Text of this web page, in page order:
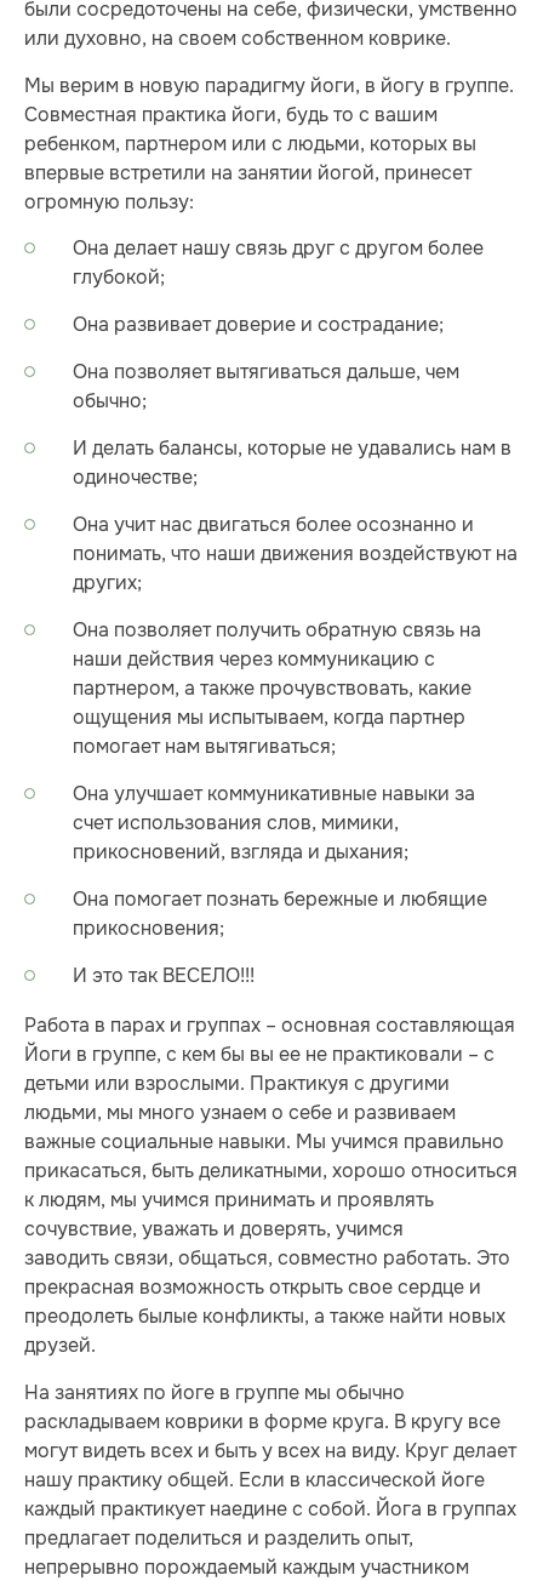
были сосредоточены на себе, физически, умственно
или духовно, на своем собственном коврике.
Мы верим в новую парадигму йоги, в йогу в группе.
Совместная практика йоги, будь то с вашим
ребенком, партнером или с людьми, которых вы
впервые встретили на занятии йогой, принесет
огромную пользу:
Она делает нашу связь друг с другом более
глубокой;
Она развивает доверие и сострадание;
Она позволяет вытягиваться дальше, чем
обычно;
И делать балансы, которые не удавались нам в
одиночестве;
Она учит нас двигаться более осознанно и
понимать, что наши движения воздействуют на
других;
Она позволяет получить обратную связь на
наши действия через коммуникацию с
партнером, а также прочувствовать, какие
ощущения мы испытываем, когда партнер
помогает нам вытягиваться;
Она улучшает коммуникативные навыки за
счет использования слов, мимики,
прикосновений, взгляда и дыхания;
Она помогает познать бережные и любящие
прикосновения;
И это так ВЕСЕЛО!!!
Работа в парах и группах – основная составляющая
Йоги в группе, с кем бы вы ее не практиковали – с
детьми или взрослыми. Практикуя с другими
людьми, мы много узнаем о себе и развиваем
важные социальные навыки. Мы учимся правильно
прикасаться, быть деликатными, хорошо относиться
к людям, мы учимся принимать и проявлять
сочувствие, уважать и доверять, учимся
заводить связи, общаться, совместно работать. Это
прекрасная возможность открыть свое сердце и
преодолеть былые конфликты, а также найти новых
друзей.
На занятиях по йоге в группе мы обычно
раскладываем коврики в форме круга. В кругу все
могут видеть всех и быть у всех на виду. Круг делает
нашу практику общей. Если в классической йоге
каждый практикует наедине с собой. Йога в группах
предлагает поделиться и разделить опыт,
непрерывно порождаемый каждым участником